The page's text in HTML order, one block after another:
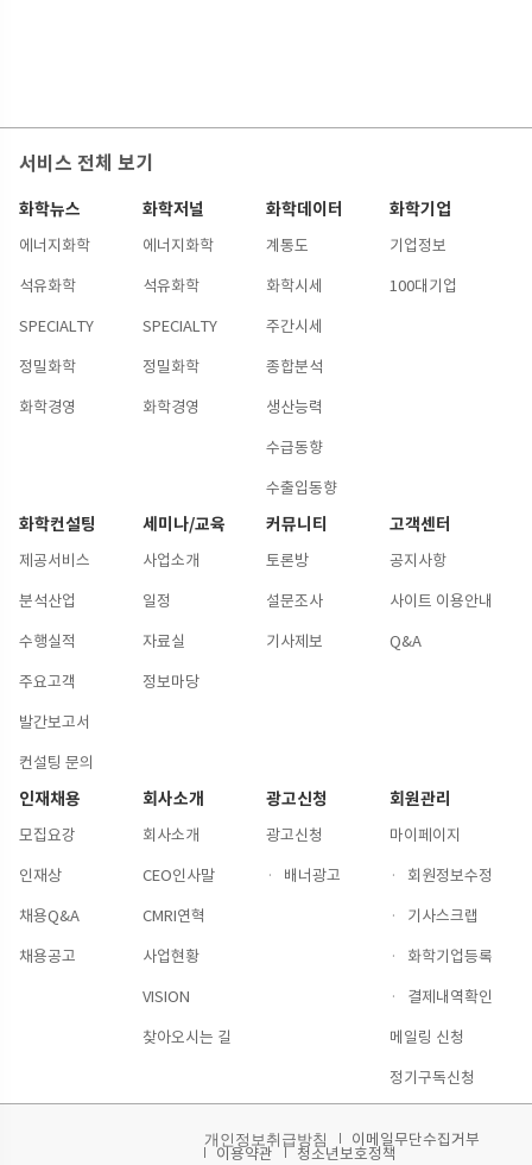
서비스 전체 보기
화학뉴스
에너지화학
석유화학
SPECIALTY
정밀화학
화학경영
화학저널
에너지화학
석유화학
SPECIALTY
정밀화학
화학경영
화학데이터
계통도
화학시세
주간시세
종합분석
생산능력
수급동향
수출입동향
화학기업
기업정보
100대기업
화학컨설팅
제공서비스
분석산업
수행실적
주요고객
발간보고서
컨설팅 문의
세미나/교육
사업소개
일정
자료실
정보마당
커뮤니티
토론방
설문조사
기사제보
고객센터
공지사항
사이트 이용안내
Q&A
인재채용
모집요강
인재상
채용Q&A
채용공고
회사소개
회사소개
CEO인사말
CMRI연혁
사업현황
VISION
찾아오시는 길
광고신청
광고신청
·
배너광고
회원관리
마이페이지
·
회원정보수정
·
기사스크랩
·
화학기업등록
·
결제내역확인
메일링 신청
정기구독신청
개인정보취급방침 이메일무단수집거부
이용약관 청소년보호정책